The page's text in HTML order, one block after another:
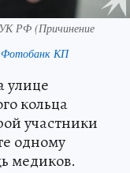
УК РФ (Причинение
Фотобанк КП
улице
кольца
участники
одному
медиков.